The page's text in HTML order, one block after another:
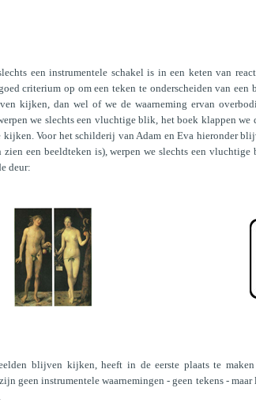
een instrumentele schakel is in een keten van
criterium op om een teken te onderscheiden van een
kijken, dan wel of we de waarneming ervan
we slechts een vluchtige blik, het boek klappen we
Voor het schilderij van Adam en Eva hieronder
zien een beeldteken is), werpen we slechts een
deur:
blijven kijken, heeft in de eerste plaats te
geen instrumentele waarnemingen - geen tekens -